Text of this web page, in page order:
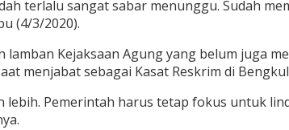
terlalu sangat sabar menunggu. Sudah
(4/3/2020).
Kejaksaan Agung yang belum juga
menjabat sebagai Kasat Reskrim di
Pemerintah harus tetap fokus untuk